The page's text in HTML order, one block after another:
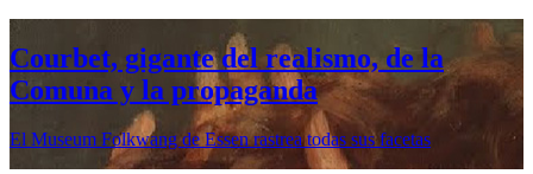
Mujeres prerrafaelitas, psiquiatría en la
vanguardia, Minor White o Dana
Lixenberg, en otoño en la Fundación
MAPFRE